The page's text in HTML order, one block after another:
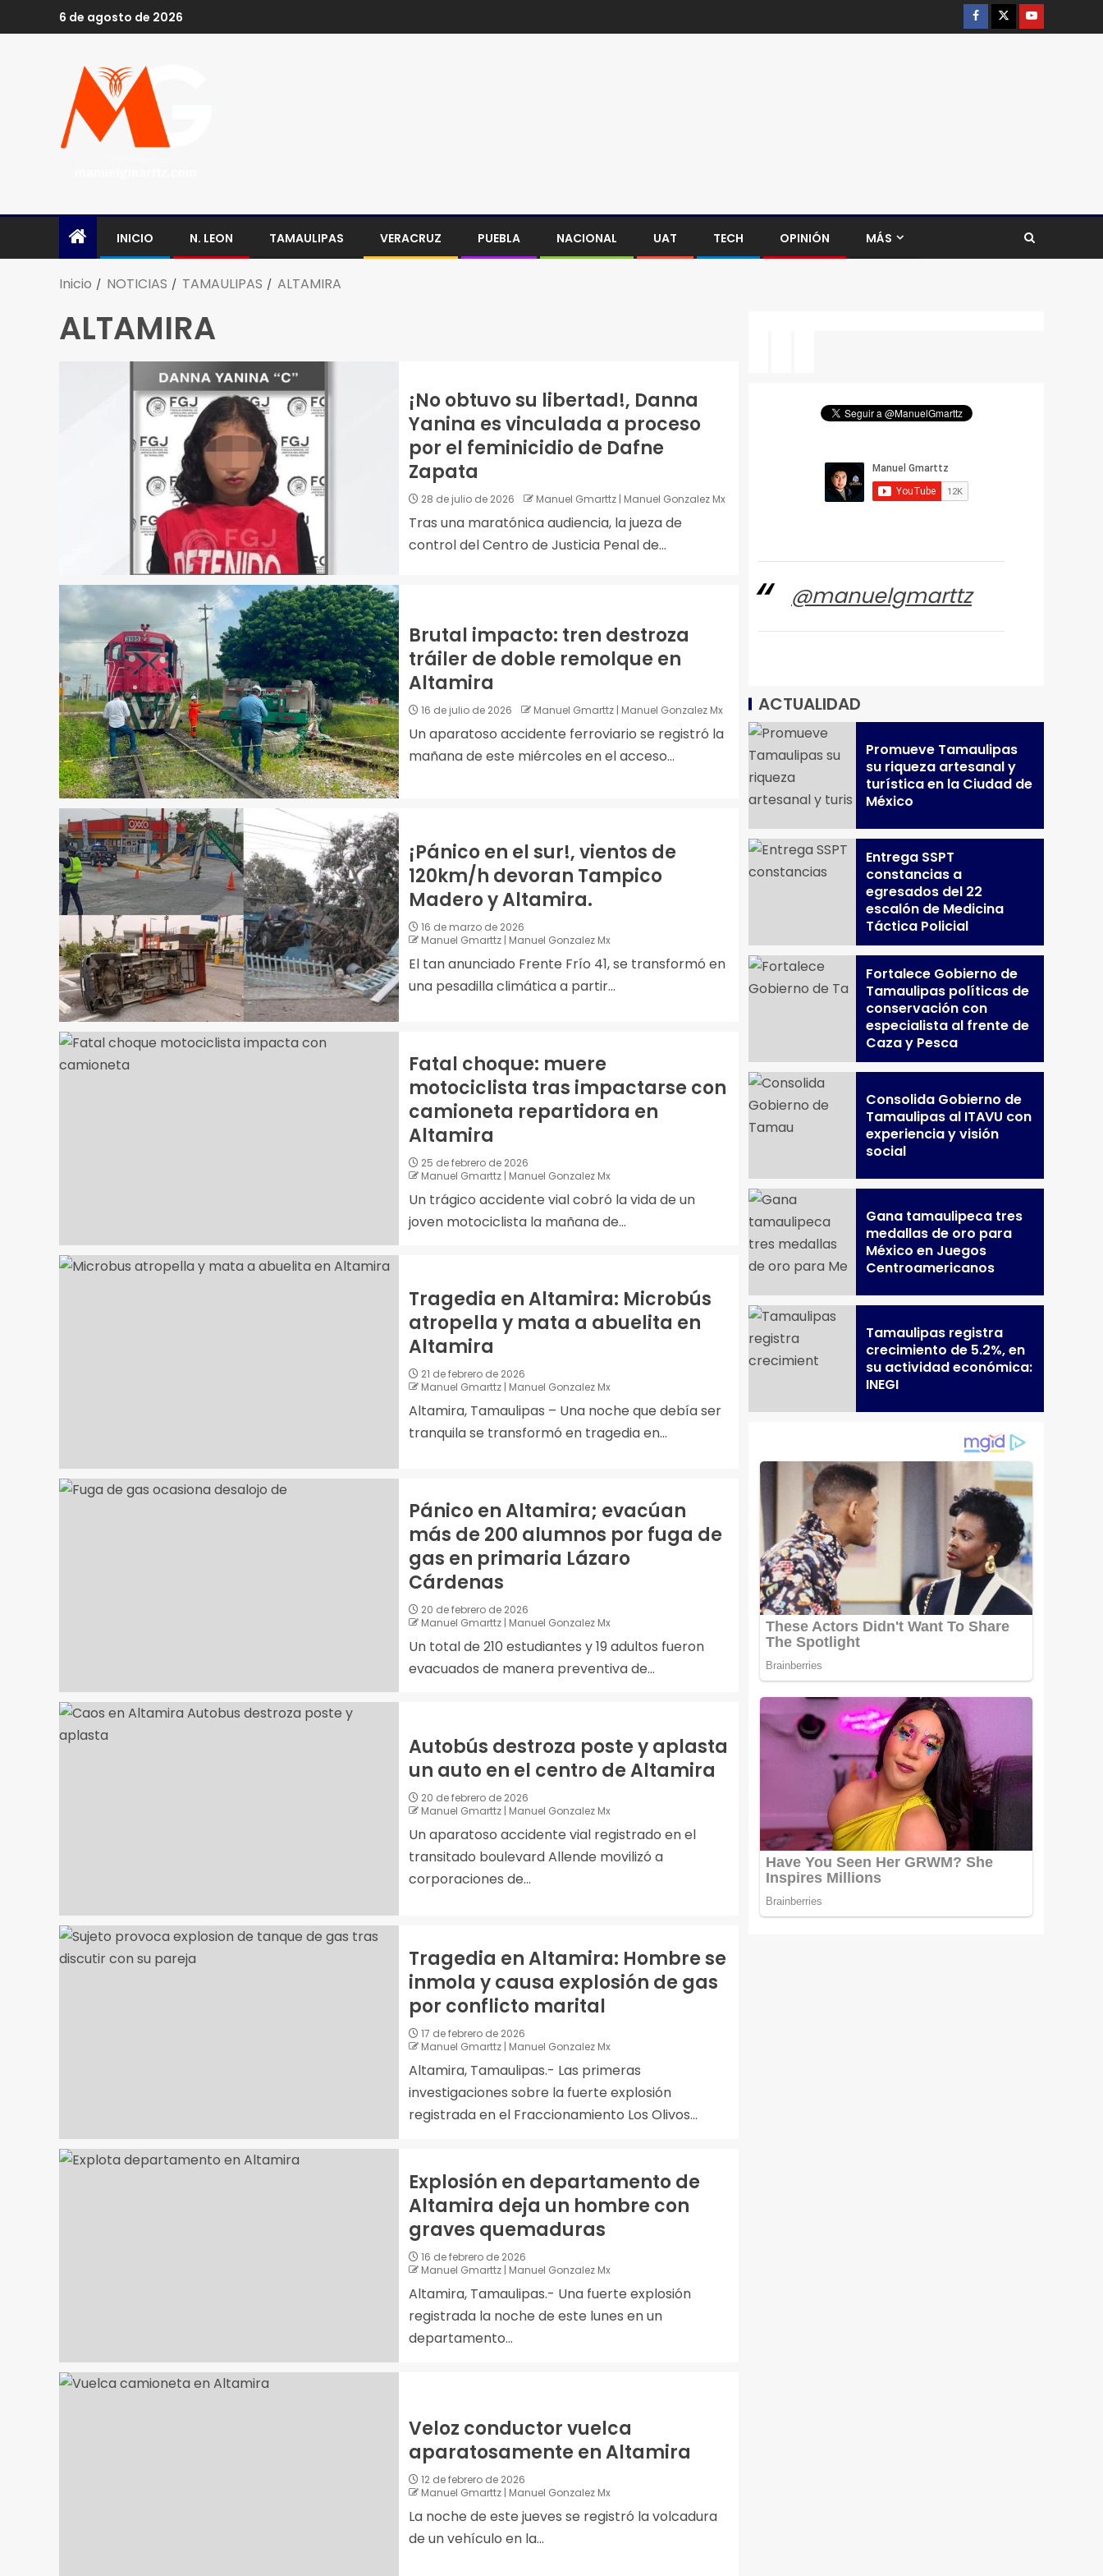
6 de agosto de 2026
INICIO N. LEON TAMAULIPAS VERACRUZ PUEBLA NACIONAL UAT TECH OPINIÓN MÁS
Inicio NOTICIAS TAMAULIPAS ALTAMIRA
ALTAMIRA
¡No obtuvo su libertad!, Danna
Yanina es vinculada a proceso
por el feminicidio de Dafne
Zapata
28 de julio de 2026 Manuel Gmarttz | Manuel Gonzalez Mx
Tras una maratónica audiencia, la jueza de
control del Centro de Justicia Penal de...
Brutal impacto: tren destroza
tráiler de doble remolque en
Altamira
16 de julio de 2026 Manuel Gmarttz | Manuel Gonzalez Mx
Un aparatoso accidente ferroviario se registró la
mañana de este miércoles en el acceso...
¡Pánico en el sur!, vientos de
120km/h devoran Tampico
Madero y Altamira.
16 de marzo de 2026
Manuel Gmarttz | Manuel Gonzalez Mx
El tan anunciado Frente Frío 41, se transformó en
una pesadilla climática a partir...
Fatal choque: muere
motociclista tras impactarse con
camioneta repartidora en
Altamira
25 de febrero de 2026
Manuel Gmarttz | Manuel Gonzalez Mx
Un trágico accidente vial cobró la vida de un
joven motociclista la mañana de...
Tragedia en Altamira: Microbús
atropella y mata a abuelita en
Altamira
21 de febrero de 2026
Manuel Gmarttz | Manuel Gonzalez Mx
Altamira, Tamaulipas – Una noche que debía ser
tranquila se transformó en tragedia en...
Pánico en Altamira; evacúan
más de 200 alumnos por fuga de
gas en primaria Lázaro
Cárdenas
20 de febrero de 2026
Manuel Gmarttz | Manuel Gonzalez Mx
Un total de 210 estudiantes y 19 adultos fueron
evacuados de manera preventiva de...
Autobús destroza poste y aplasta
un auto en el centro de Altamira
20 de febrero de 2026
Manuel Gmarttz | Manuel Gonzalez Mx
Un aparatoso accidente vial registrado en el
transitado boulevard Allende movilizó a
corporaciones de...
Tragedia en Altamira: Hombre se
inmola y causa explosión de gas
por conflicto marital
17 de febrero de 2026
Manuel Gmarttz | Manuel Gonzalez Mx
Altamira, Tamaulipas.- Las primeras
investigaciones sobre la fuerte explosión
registrada en el Fraccionamiento Los Olivos...
Explosión en departamento de
Altamira deja un hombre con
graves quemaduras
16 de febrero de 2026
Manuel Gmarttz | Manuel Gonzalez Mx
Altamira, Tamaulipas.- Una fuerte explosión
registrada la noche de este lunes en un
departamento...
Veloz conductor vuelca
aparatosamente en Altamira
12 de febrero de 2026
Manuel Gmarttz | Manuel Gonzalez Mx
La noche de este jueves se registró la volcadura
de un vehículo en la...
@manuelgmarttz
ACTUALIDAD
Promueve Tamaulipas
su riqueza artesanal y
turística en la Ciudad de
México
Entrega SSPT
constancias a
egresados del 22
escalón de Medicina
Táctica Policial
Fortalece Gobierno de
Tamaulipas políticas de
conservación con
especialista al frente de
Caza y Pesca
Consolida Gobierno de
Tamaulipas al ITAVU con
experiencia y visión
social
Gana tamaulipeca tres
medallas de oro para
México en Juegos
Centroamericanos
Tamaulipas registra
crecimiento de 5.2%, en
su actividad económica:
INEGI